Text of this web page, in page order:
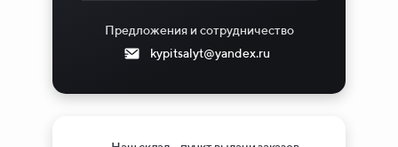
Предложения и сотрудничество
kypitsalyt@yandex.ru